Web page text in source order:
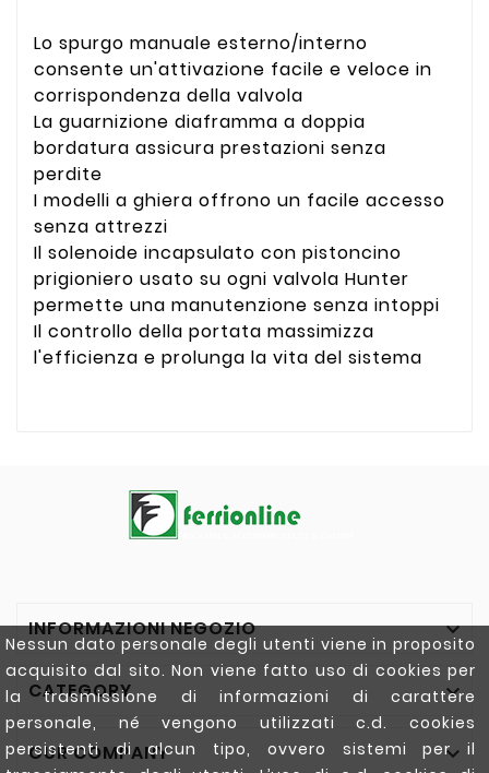
Nessun dato personale degli utenti viene in proposito
acquisito dal sito. Non viene fatto uso di cookies per
la trasmissione di informazioni di carattere
personale, né vengono utilizzati c.d. cookies
persistenti di alcun tipo, ovvero sistemi per il
Lo spurgo manuale esterno/interno
consente un'attivazione facile e veloce in
corrispondenza della valvola
La guarnizione diaframma a doppia
bordatura assicura prestazioni senza
perdite
I modelli a ghiera offrono un facile accesso
senza attrezzi
Il solenoide incapsulato con pistoncino
prigioniero usato su ogni valvola Hunter
permette una manutenzione senza intoppi
Il controllo della portata massimizza
l'efficienza e prolunga la vita del sistema
INFORMAZIONI NEGOZIO 
CATEGORY 
OUR COMPANY 